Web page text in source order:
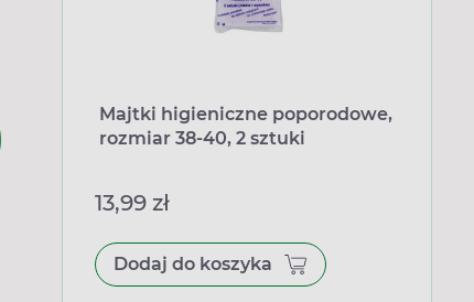
Majtki higieniczne poporodowe,
rozmiar 38-40, 2 sztuki
13,99 zł
Dodaj do koszyka